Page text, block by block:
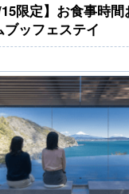
15限定】お食事時
ブッフェステイ